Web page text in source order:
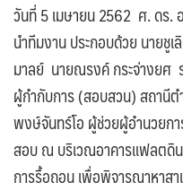
วันที่ 5 เมษายน 2562 ศ. ดร.
นำทีมงาน ประกอบด้วย นาย
มาลย์ นายณรงค์ กระจ่างย
ผู้กำกับการ (สอบสวน) สถานีต
พงษ์จันทร์โอ ผู้ช่วยผู้อำนวยก
สอบ ณ บริเวณอาคารแฟลตดิ
การรื้อถอน เพื่อพิจารณาหาสา